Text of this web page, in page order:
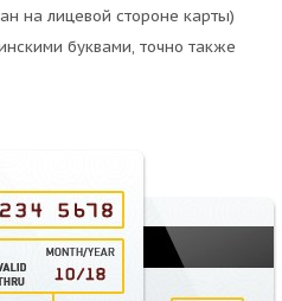
на лицевой стороне карты)
буквами, точно также